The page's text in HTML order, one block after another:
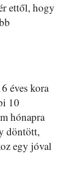
ettől, hogy
éves kora
10
hónapra
döntött,
egy jóval